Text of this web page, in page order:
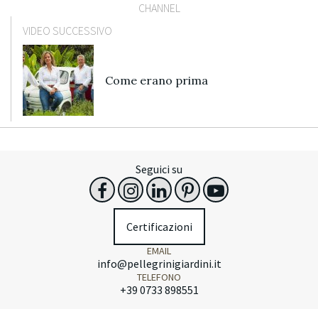
CHANNEL
VIDEO SUCCESSIVO
Come erano prima
Seguici su
Certificazioni
EMAIL
info@pellegrinigiardini.it
TELEFONO
+39 0733 898551